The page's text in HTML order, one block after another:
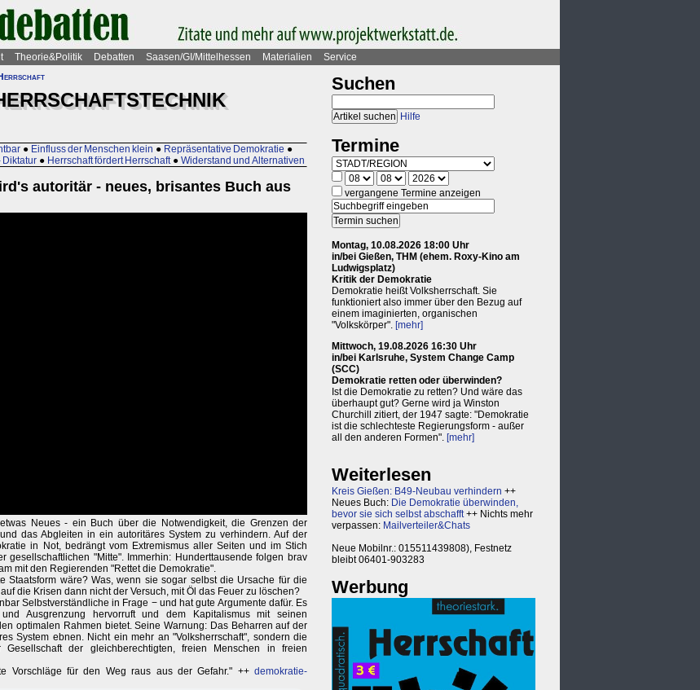
Theorie&Politik Debatten Saasen/GI/Mittelhessen Materialien
Service
● Einfluss der Menschen klein ● Repräsentative Demokratie ●
Diktatur ● Herrschaft fördert Herrschaft ● Widerstand und Alternativen
autoritär - neues, brisantes Buch aus
Neues - ein Buch über die Notwendigkeit, die Grenzen der
das Abgleiten in ein autoritäres System zu verhindern. Auf der
in Not, bedrängt vom Extremismus aller Seiten und im Stich
"Mitte". Immerhin: Hunderttausende folgen brav
mit den Regierenden "Rettet die Demokratie".
Staatsform wäre? Was, wenn sie sogar selbst die Ursache für die
die Krisen dann nicht der Versuch, mit Öl das Feuer zu löschen?
Selbstverständliche in Frage − und hat gute Argumente dafür. Es
Ausgrenzung hervorruft und dem Kapitalismus mit seinen
optimalen Rahmen bietet. Seine Warnung: Das Beharren auf der
System ebnen. Nicht ein mehr an "Volksherrschaft", sondern die
der gleichberechtigten, freien Menschen in freien
Vorschläge für den Weg raus aus der Gefahr." ++ demokratie-
Suchen
Hilfe
Termine
vergangene Termine anzeigen
Montag, 10.08.2026 18:00 Uhr
in/bei Gießen, THM (ehem. Roxy-Kino am
Ludwigsplatz)
Kritik der Demokratie
Demokratie heißt Volksherrschaft. Sie
funktioniert also immer über den Bezug auf
einem imaginierten, organischen
"Volkskörper". [mehr]
Mittwoch, 19.08.2026 16:30 Uhr
in/bei Karlsruhe, System Change Camp
(SCC)
Demokratie retten oder überwinden?
Ist die Demokratie zu retten? Und wäre das
überhaupt gut? Gerne wird ja Winston
Churchill zitiert, der 1947 sagte: "Demokratie
ist die schlechteste Regierungsform - außer
all den anderen Formen". [mehr]
Weiterlesen
Kreis Gießen: B49-Neubau verhindern ++
Neues Buch: Die Demokratie überwinden,
bevor sie sich selbst abschafft++ Nichts mehr
verpassen: Mailverteiler&Chats
Neue Mobilnr.: 015511439808), Festnetz
bleibt 06401-903283
Werbung